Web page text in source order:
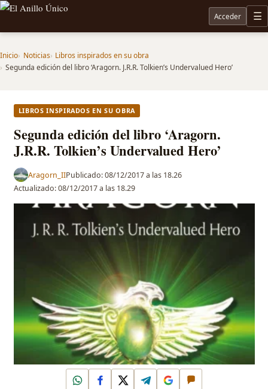
Noticias sobre Tolkien: El Señor de los Anillos, Los Anillos de Poder, La Caza de Gollum, la
Acceder
Inicio Noticias Libros inspirados en su obra
Segunda edición del libro ‘Aragorn. J.R.R. Tolkien’s Undervalued Hero’
LIBROS INSPIRADOS EN SU OBRA
Segunda edición del libro ‘Aragorn.
J.R.R. Tolkien’s Undervalued Hero’
Aragorn_IIPublicado:08/12/2017 a las 18.26
Actualizado:08/12/2017 a las 18.29
WhatsAppFacebook
X TelegramGoogleComentar